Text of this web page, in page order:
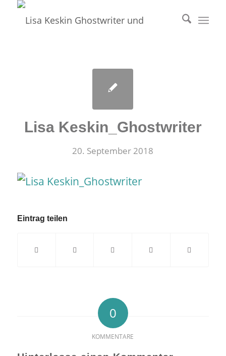
Lisa Keskin_Ghostwriter
20. September 2018
Eintrag teilen
0
KOMMENTARE